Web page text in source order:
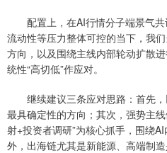
配置上，在AI行情分子端景气共
流动性等压力整体可控的当下，我
方向，以及围绕主线内部轮动扩散
统性“高切低”作应对。
继续建议三条应对思路：首先，
最具确定性的方向；其次，强势主
射+投资者调研”为核心抓手，围绕
外，出海链尤其是新能源、高端制